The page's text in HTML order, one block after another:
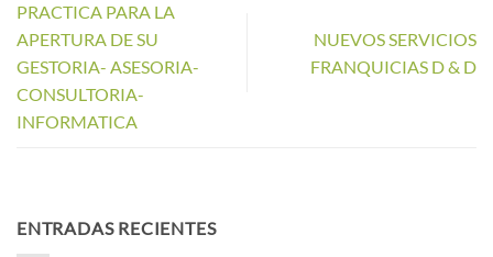
PRACTICA PARA LA
APERTURA DE SU
GESTORIA- ASESORIA-
CONSULTORIA-
INFORMATICA
NUEVOS SERVICIOS
FRANQUICIAS D & D
ENTRADAS RECIENTES